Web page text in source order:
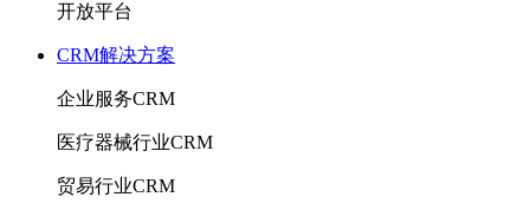
开放平台
CRM解决方案
企业服务CRM
医疗器械行业CRM
贸易行业CRM